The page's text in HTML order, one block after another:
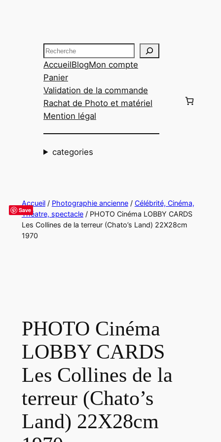
Recherche
AccueilBlogMon compte
Panier
Validation de la commande
Rachat de Photo et matériel
Mention légal
categories
Save
Accueil/ Photographie ancienne/ Célébrité, Cinéma,
Théatre, spectacle/ PHOTO Cinéma LOBBY CARDS
Les Collines de la terreur (Chato’s Land) 22X28cm
1970
PHOTO Cinéma
LOBBY CARDS
Les Collines de la
terreur (Chato’s
Land) 22X28cm